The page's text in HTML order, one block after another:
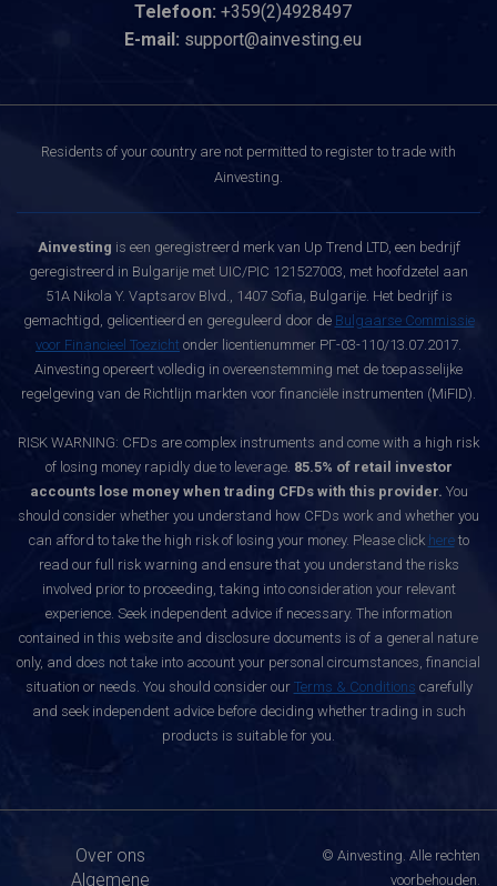
Telefoon: +359(2)4928497
E-mail: support@ainvesting.eu
Residents of your country are not permitted to register to trade with
Ainvesting.
Ainvesting is een geregistreerd merk van Up Trend LTD, een bedrijf
geregistreerd in Bulgarije met UIC/PIC 121527003, met hoofdzetel aan
51A Nikola Y. Vaptsarov Blvd., 1407 Sofia, Bulgarije. Het bedrijf is
gemachtigd, gelicentieerd en gereguleerd door de Bulgaarse Commissie
voor Financieel Toezicht onder licentienummer РГ-03-110/13.07.2017.
Ainvesting opereert volledig in overeenstemming met de toepasselijke
regelgeving van de Richtlijn markten voor financiële instrumenten (MiFID).
RISK WARNING: CFDs are complex instruments and come with a high risk
of losing money rapidly due to leverage. 85.5% of retail investor
accounts lose money when trading CFDs with this provider. You
should consider whether you understand how CFDs work and whether you
can afford to take the high risk of losing your money. Please click hereto
read our full risk warning and ensure that you understand the risks
involved prior to proceeding, taking into consideration your relevant
experience. Seek independent advice if necessary. The information
contained in this website and disclosure documents is of a general nature
only, and does not take into account your personal circumstances, financial
situation or needs. You should consider our Terms & Conditions carefully
and seek independent advice before deciding whether trading in such
products is suitable for you.
Over ons
Algemene
© Ainvesting. Alle rechten
voorbehouden.